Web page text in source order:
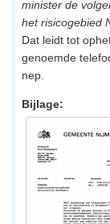
minister de
het risicogebied
Dat leidt tot
genoemde
nep.
Bijlage: